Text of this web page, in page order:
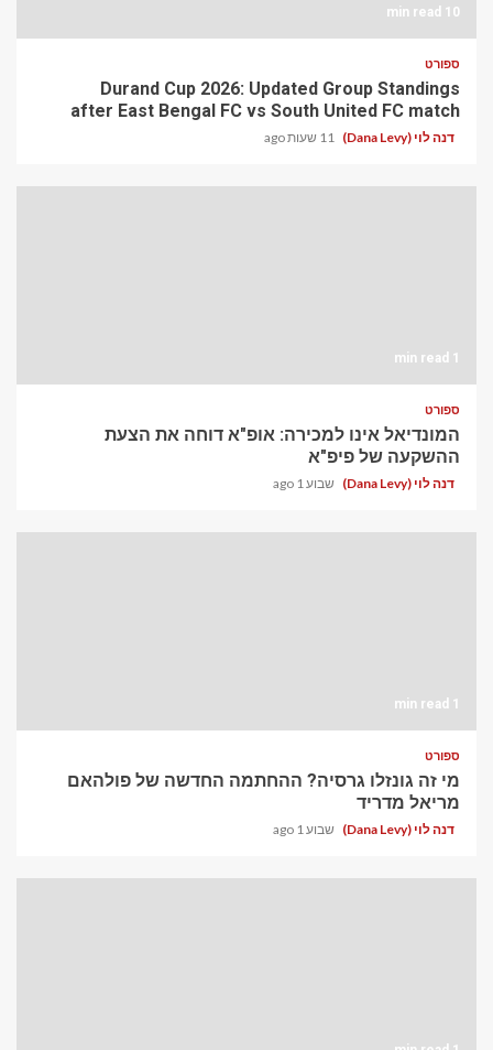
10 min read
ספורט
Durand Cup 2026: Updated Group Standings
after East Bengal FC vs South United FC match
דנה לוי (Dana Levy) 11 שעות ago
1 min read
ספורט
המונדיאל אינו למכירה: אופ"א דוחה את הצעת
ההשקעה של פיפ"א
דנה לוי (Dana Levy) שבוע 1 ago
1 min read
ספורט
מי זה גונזלו גרסיה? ההחתמה החדשה של פולהאם
מריאל מדריד
דנה לוי (Dana Levy) שבוע 1 ago